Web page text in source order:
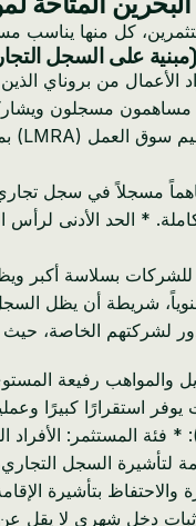
كل منها يناسب
الأعمال من بروناي
شريطة أن يظل
لشركتهم الخاصة، حيث
والمواهب رفيعة
والاحتفاظ بتأشيرة